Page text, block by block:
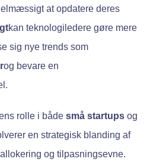
at opdatere deres
kan teknologiledere gøre mere
sig nye trends som
og bevare en
rolle i både små startups og
en strategisk blanding af
og tilpasningsevne.